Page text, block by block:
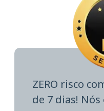
ZERO risco
de 7 dias!